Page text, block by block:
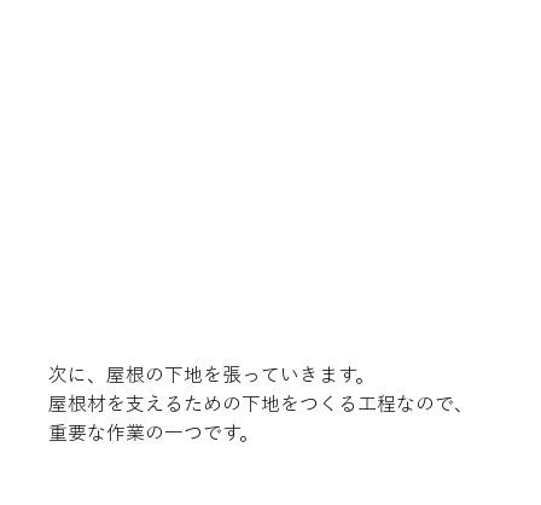
次に、屋根の下地を張っていきます。
屋根材を支えるための下地をつくる工程なので、
重要な作業の一つです。